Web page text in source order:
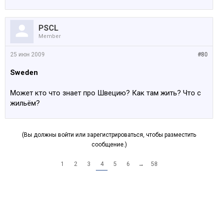
PSCL
Member
#80
25 июн 2009
Sweden
Может кто что знает про Швецию? Как там жить? Что с
жильём?
(Вы должны войти или зарегистрироваться, чтобы разместить
сообщение.)
1 2 3 4 5 6 → 58